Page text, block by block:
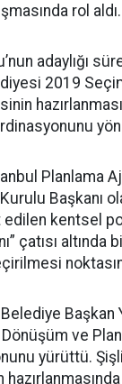
rol aldı.
adaylığı
2019
Planlama
Başkanı
kentsel
çatısı
Başkan
ve
yürüttü.